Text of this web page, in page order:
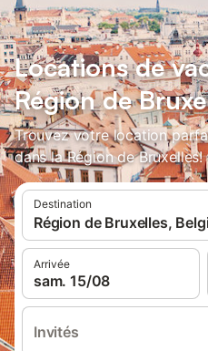
Locations de
Région de
Trouvez votre location
dans la Région de Bruxelles!
Destination
Région de Bruxelles,
Arrivée
sam. 15/08
Invités